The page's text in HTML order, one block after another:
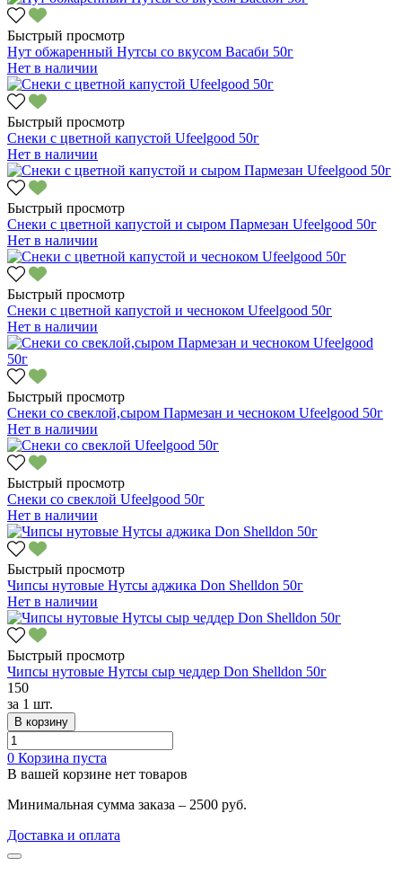
Быстрый просмотр
Нут обжаренный Нутсы со вкусом Васаби 50г
Нет в наличии
Быстрый просмотр
Снеки с цветной капустой Ufeelgood 50г
Нет в наличии
Быстрый просмотр
Снеки с цветной капустой и сыром Пармезан Ufeelgood 50г
Нет в наличии
Быстрый просмотр
Снеки с цветной капустой и чесноком Ufeelgood 50г
Нет в наличии
Быстрый просмотр
Снеки со свеклой,сыром Пармезан и чесноком Ufeelgood 50г
Нет в наличии
Быстрый просмотр
Снеки со свеклой Ufeelgood 50г
Нет в наличии
Быстрый просмотр
Чипсы нутовые Нутсы аджика Don Shelldon 50г
Нет в наличии
Быстрый просмотр
Чипсы нутовые Нутсы сыр чеддер Don Shelldon 50г
150
за 1 шт.
В корзину
0 Корзина пуста
В вашей корзине нет товаров
Минимальная сумма заказа – 2500 руб.
Доставка и оплата